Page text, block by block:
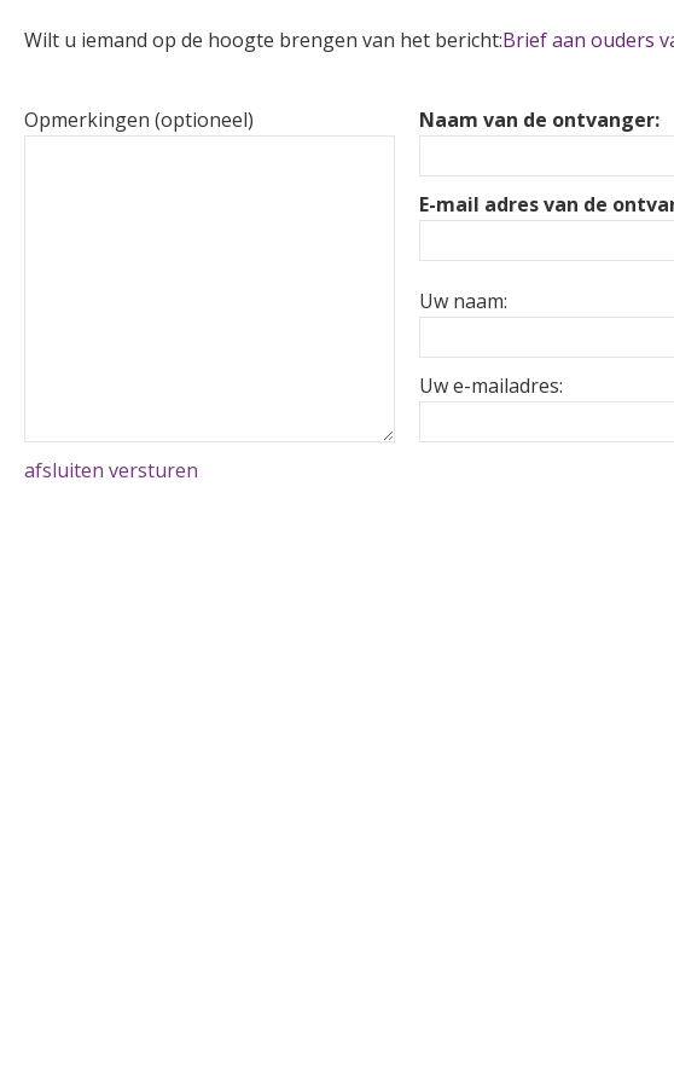
Wilt u iemand op de hoogte brengen van het bericht:Brief aan ouders
Opmerkingen (optioneel) Naam van de ontvanger:
E-mail adres van de
Uw naam:
Uw e-mailadres:
afsluiten versturen